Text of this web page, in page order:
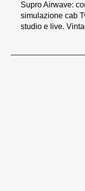
Supro Airwave:
simulazione cab
studio e live.